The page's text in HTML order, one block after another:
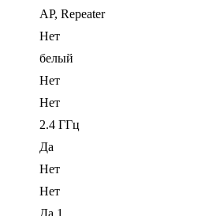
AP, Repeater
Нет
белый
Нет
Нет
2.4 ГГц
Да
Нет
Нет